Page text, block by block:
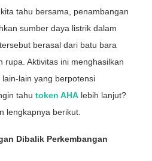
tahu bersama, penambangan
sumber daya listrik dalam
berasal dari batu bara
rupa. Aktivitas ini menghasilkan
lain yang berpotensi
tahu token AHA lebih lanjut?
lengkapnya berikut.
Dibalik Perkembangan